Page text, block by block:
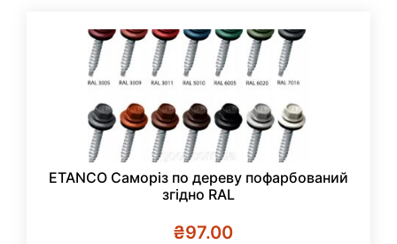
ETANCO Саморіз по дереву пофарбований
згідно RAL
₴97.00